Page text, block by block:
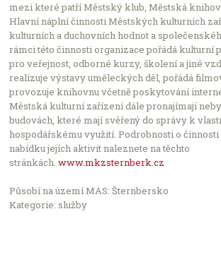
mezi které patří Městský klub, Městská
Hlavní náplní činnosti Městských kulturních
kulturních a duchovních hodnot a
rámci této činnosti organizace pořádá kulturní
pro veřejnost, odborné kurzy, školení a jiné
realizuje výstavy uměleckých děl, pořádá
provozuje knihovnu včetně poskytování
Městská kulturní zařízení dále pronajímají
budovách, které mají svěřený do správy k
hospodářskému využití. Podrobnosti o činnosti
nabídku jejích aktivit naleznete na těchto
stránkách.www.mkzsternberk.cz
Působí na území MAS: Šternbersko
Kategorie: služby